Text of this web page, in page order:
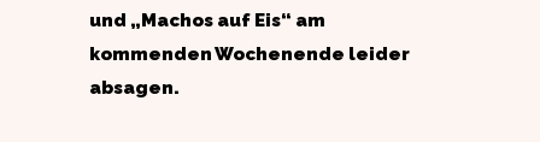
und „Machos auf Eis“ am
kommenden Wochenende leider
absagen.